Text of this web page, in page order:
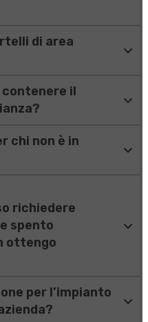
di area
il
chi non è in
richiedere
spento
ottengo
per l’impianto